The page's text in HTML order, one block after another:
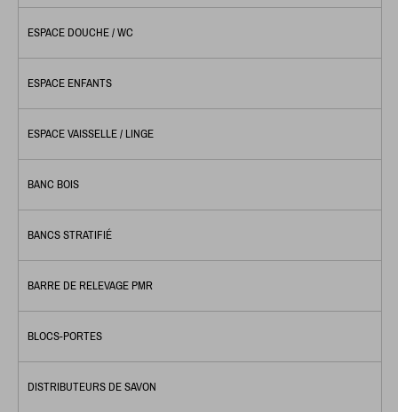
ESPACE DOUCHE / WC
ESPACE ENFANTS
ESPACE VAISSELLE / LINGE
BANC BOIS
BANCS STRATIFIÉ
BARRE DE RELEVAGE PMR
BLOCS-PORTES
DISTRIBUTEURS DE SAVON